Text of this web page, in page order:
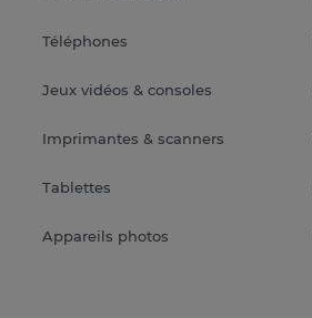
Téléphones
Jeux vidéos & consoles
Imprimantes & scanners
Tablettes
Appareils photos